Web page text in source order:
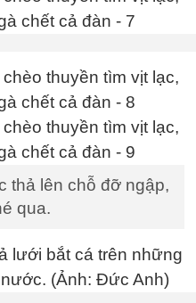
thả lên chỗ đỡ ngập,
qua.